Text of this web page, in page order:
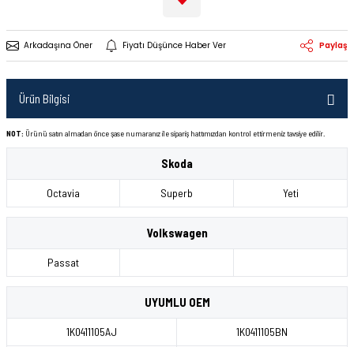
Arkadaşına Öner Fiyatı Düşünce Haber Ver Paylaş
Ürün Bilgisi
NOT: Ürünü satın almadan önce şase numaranız ile sipariş hattımızdan kontrol ettirmeniz tavsiye edilir.
Skoda
Octavia Superb Yeti
Volkswagen
Passat
UYUMLU OEM
1K0411105AJ 1K0411105BN